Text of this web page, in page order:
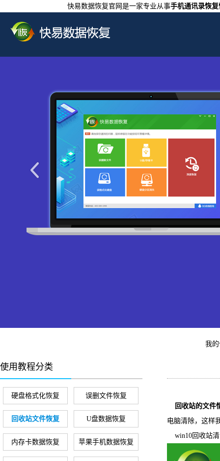
快易数据恢复官网是一家专业从事手机通讯录恢
我
使用教程分类
硬盘格式化恢复 误删文件恢复
回收站文件恢复 U盘数据恢复
内存卡数据恢复 苹果手机数据恢复
回收站的文件
电脑清除，这样
win10回收站清